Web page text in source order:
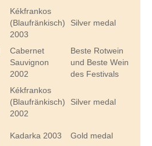
Kékfrankos
(Blaufränkisch)
2003
Silver medal
Cabernet
Sauvignon
2002
Beste Rotwein
und Beste Wein
des Festivals
Kékfrankos
(Blaufränkisch)
2002
Silver medal
Kadarka 2003 Gold medal